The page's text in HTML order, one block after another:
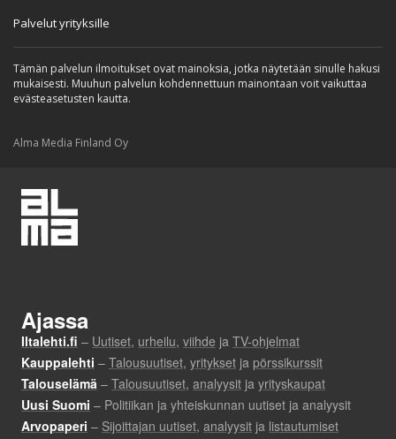
Palvelut yrityksille
Tämän palvelun ilmoitukset ovat mainoksia, jotka näytetään sinulle hakusi
mukaisesti. Muuhun palvelun kohdennettuun mainontaan voit vaikuttaa
evästeasetusten kautta.
Alma Media Finland Oy